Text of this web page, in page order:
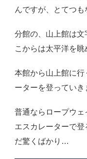
国内旅行
海外旅行
おうち居酒屋
感想・レビュー
食品・スイーツ
コスメ・スキンケア
んですが、とてつ
分館の、山上館は文
こからは太平洋を眺
本館から山上館に
ーターを登っていき
普通ならロープウ
エスカレーターで
だ驚くばかり…